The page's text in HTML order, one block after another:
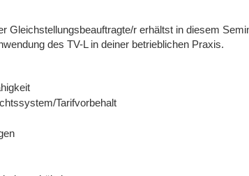
Gleichstellungsbeauftragte/r erhältst in diesem
des TV-L in deiner betrieblichen Praxis.
Tarifvorbehalt